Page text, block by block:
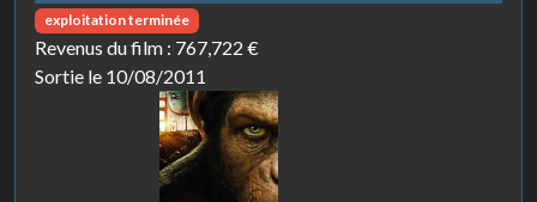
exploitation terminée
Revenus du film : 767,722 €
Sortie le 10/08/2011